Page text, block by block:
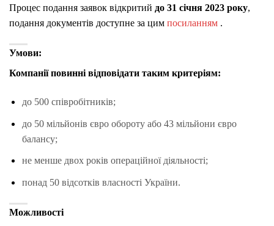
Процес подання заявок відкритий до 31 січня 2023 року,
подання документів доступне за цим посиланням .
Умови:
Компанії повинні відповідати таким критеріям:
до 500 співробітників;
до 50 мільйонів євро обороту або 43 мільйони євро
балансу;
не менше двох років операційної діяльності;
понад 50 відсотків власності України.
Можливості